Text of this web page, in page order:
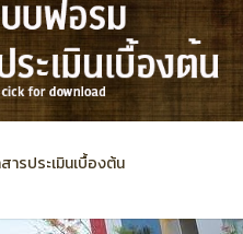
รประเมินเบื้องต้น